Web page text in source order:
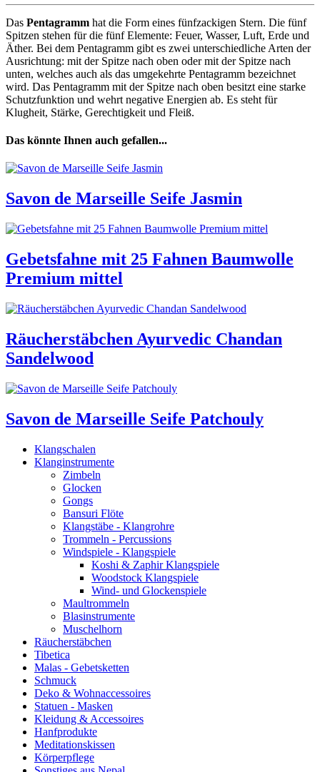
Das Pentagramm hat die Form eines fünfzackigen Stern. Die fünf
Spitzen stehen für die fünf Elemente: Feuer, Wasser, Luft, Erde und
Äther. Bei dem Pentagramm gibt es zwei unterschiedliche Arten der
Ausrichtung: mit der Spitze nach oben oder mit der Spitze nach
unten, welches auch als das umgekehrte Pentagramm bezeichnet
wird. Das Pentagramm mit der Spitze nach oben besitzt eine starke
Schutzfunktion und wehrt negative Energien ab. Es steht für
Klugheit, Stärke, Gerechtigkeit und Fleiß.
Das könnte Ihnen auch gefallen...
Savon de Marseille Seife Jasmin
Gebetsfahne mit 25 Fahnen Baumwolle
Premium mittel
Räucherstäbchen Ayurvedic Chandan
Sandelwood
Savon de Marseille Seife Patchouly
Klangschalen
Klanginstrumente
Zimbeln
Glocken
Gongs
Bansuri Flöte
Klangstäbe - Klangrohre
Trommeln - Percussions
Windspiele - Klangspiele
Koshi & Zaphir Klangspiele
Woodstock Klangspiele
Wind- und Glockenspiele
Maultrommeln
Blasinstrumente
Muschelhorn
Räucherstäbchen
Tibetica
Malas - Gebetsketten
Schmuck
Deko & Wohnaccessoires
Statuen - Masken
Kleidung & Accessoires
Hanfprodukte
Meditationskissen
Körperpflege